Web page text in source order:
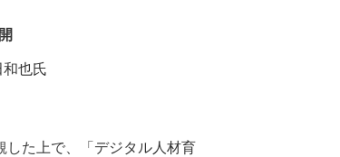
也氏
した上で、「デジタル人材育